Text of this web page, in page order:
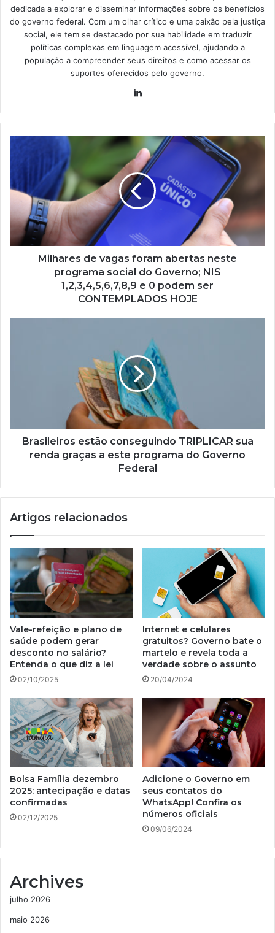
dedicada a explorar e disseminar informações sobre os benefícios
do governo federal. Com um olhar crítico e uma paixão pela justiça
social, ele tem se destacado por sua habilidade em traduzir
políticas complexas em linguagem acessível, ajudando a
população a compreender seus direitos e como acessar os
suportes oferecidos pelo governo.
Milhares
foram
abertas
neste
programa
social
do
Governo;
1,2,3,4,5,6,7,8,9
podem
Milhares de vagas foram abertas neste
programa social do Governo; NIS
1,2,3,4,5,6,7,8,9 e 0 podem ser
CONTEMPLADOS HOJE
este
programa
Brasileiros estão conseguindo TRIPLICAR sua
renda graças a este programa do Governo
Federal
Artigos relacionados
Vale-refeição e plano de
saúde podem gerar
desconto no salário?
Entenda o que diz a lei
02/10/2025
Internet e celulares
gratuitos? Governo bate o
martelo e revela toda a
verdade sobre o assunto
20/04/2024
Bolsa Família dezembro
2025: antecipação e datas
confirmadas
02/12/2025
Adicione o Governo em
seus contatos do
WhatsApp! Confira os
números oficiais
09/06/2024
Archives
julho 2026
maio 2026